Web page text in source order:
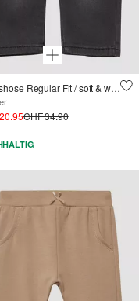
Jeanshose Regular Fit / soft & warm inside
CHF 34.90